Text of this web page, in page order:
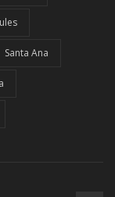
Santa Ana